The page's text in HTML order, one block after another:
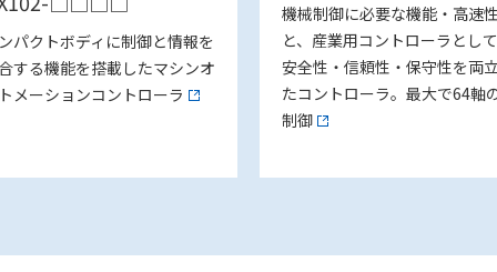
パクトボディに制御と情報を
する機能を搭載したマシンオ
メーションコントローラ
機械制御に必要な機能・高速
と、産業用コントローラとし
安全性・信頼性・保守性を両
たコントローラ。最大で64軸
制御